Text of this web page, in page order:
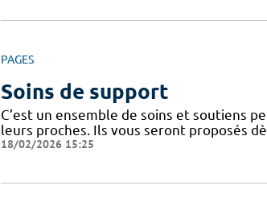
PAGES
Soins de support
C’est un ensemble de soins et soutiens
leurs proches. Ils vous seront proposés
18/02/2026 15:25